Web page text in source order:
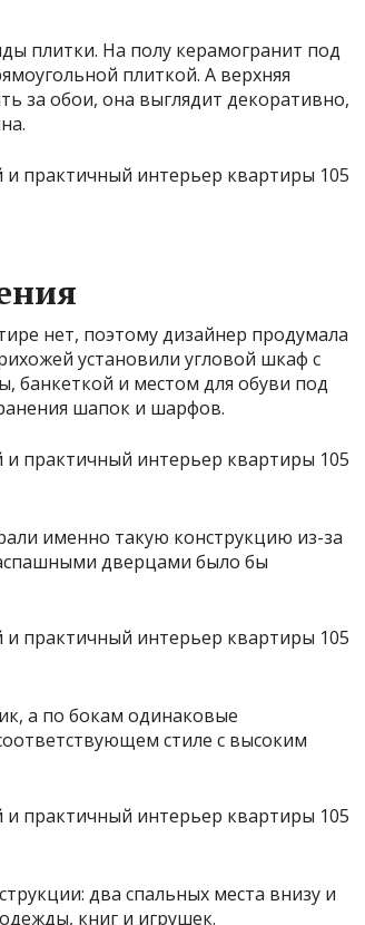
плитки. На полу керамогранит под
плиткой. А верхняя
за обои, она выглядит декоративно,
нет, поэтому дизайнер продумала
установили угловой шкаф с
банкеткой и местом для обуви под
шапок и шарфов.
именно такую конструкцию из-за
дверцами было бы
а по бокам одинаковые
стиле с высоким
два спальных места внизу и
книг и игрушек.